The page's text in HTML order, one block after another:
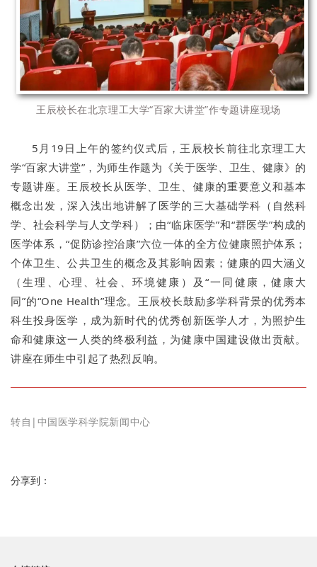
王辰校长在北京理工大学“百家大讲堂”作专题讲座现场
5月19日上午的签约仪式后，王辰校长前往北京理工大
学“百家大讲堂”，为师生作题为《关于医学、卫生、健康》的
专题讲座。王辰校长从医学、卫生、健康的重要意义和基本
概念出发，深入浅出地讲解了医学的三大基础学科（自然科
学、社会科学与人文学科）；由“临床医学”和“群医学”构成的
医学体系，“促防诊控治康”六位一体的全方位健康照护体系；
个体卫生、公共卫生的概念及其影响因素；健康的四大涵义
（生理、心理、社会、环境健康）及“一同健康，健康大
同”的“One Health”理念。王辰校长鼓励多学科背景的优秀本
科生投身医学，成为新时代的优秀创新医学人才，为照护生
命和健康这一人类的终极利益，为健康中国建设做出贡献。
讲座在师生中引起了热烈反响。
转自|中国医学科学院新闻中心
分享到：